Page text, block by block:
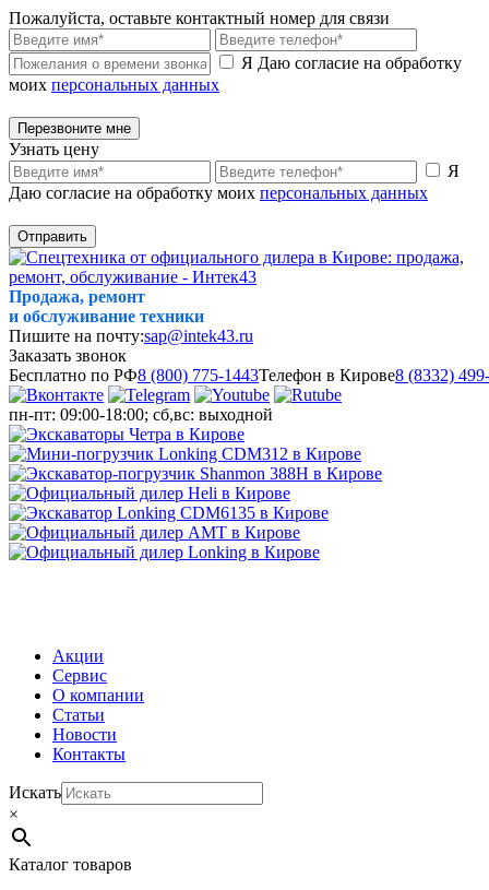
Пожалуйста, оставьте контактный номер для связи
Я Даю согласие на обработку
моих персональных данных
Перезвоните мне
Узнать цену
Я
Даю согласие на обработку моих персональных данных
Отправить
Продажа, ремонт
и обслуживание техники
Пишите на почту:sap@intek43.ru
Заказать звонок
Бесплатно по РФ8 (800) 775-1443Телефон в Кирове8 (8332)
пн-пт: 09:00-18:00; сб,вс: выходной
Акции
Сервис
О компании
Статьи
Новости
Контакты
Искать
×
Каталог товаров